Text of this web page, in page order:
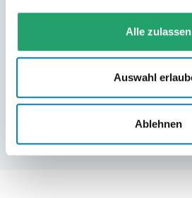
Alle zulassen
Auswahl
Ablehnen
COGLAS Consultant (m/
Als COGLAS Consultant führst
Einführungen, analysierst
Details ansehen→